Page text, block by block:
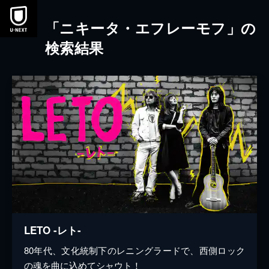
本文へスキップ
「ニキータ・エフレーモフ」の
検索結果
LETO -レト-
80年代、文化統制下のレニングラードで、西側ロック
の魂を曲に込めてシャウト！